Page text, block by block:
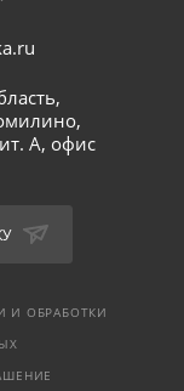
А, офис
И ОБРАБОТКИ